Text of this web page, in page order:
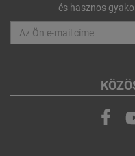
és hasznos